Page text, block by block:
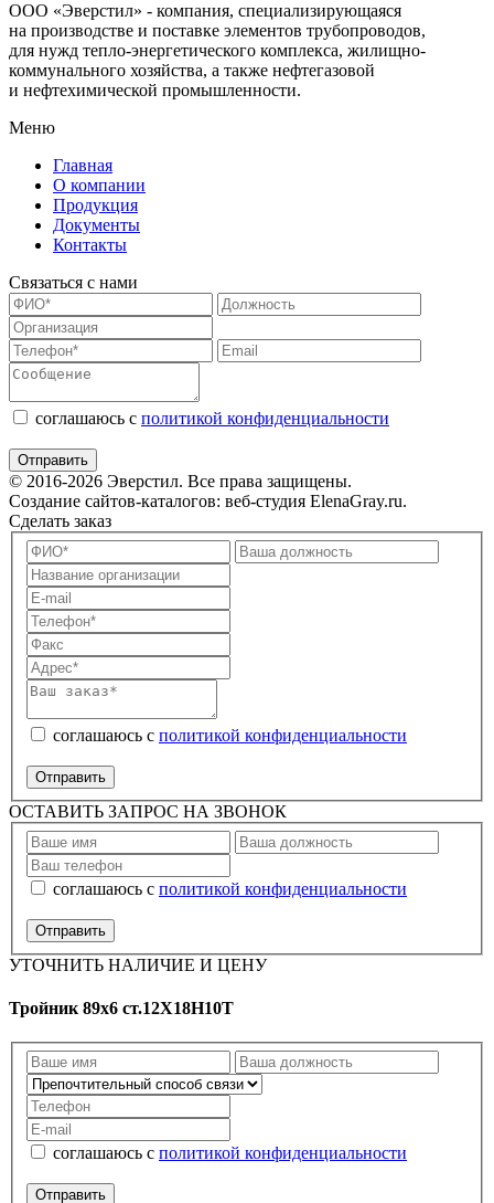
ООО «Эверстил» - компания, специализирующаяся
на производстве и поставке элементов трубопроводов,
для нужд тепло-энергетического комплекса, жилищно-
коммунального хозяйства, а также нефтегазовой
и нефтехимической промышленности.
Меню
Главная
О компании
Продукция
Документы
Контакты
Связаться с нами
соглашаюсь с политикой конфиденциальности
© 2016-2026 Эверстил. Все права защищены.
Создание сайтов-каталогов: веб-студия ElenaGray.ru.
Сделать заказ
соглашаюсь с политикой конфиденциальности
ОСТАВИТЬ ЗАПРОС НА ЗВОНОК
соглашаюсь с политикой конфиденциальности
УТОЧНИТЬ НАЛИЧИЕ И ЦЕНУ
Тройник 89х6 ст.12Х18Н10Т
соглашаюсь с политикой конфиденциальности